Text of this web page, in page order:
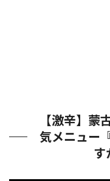
【激辛】蒙
気メニュー
す